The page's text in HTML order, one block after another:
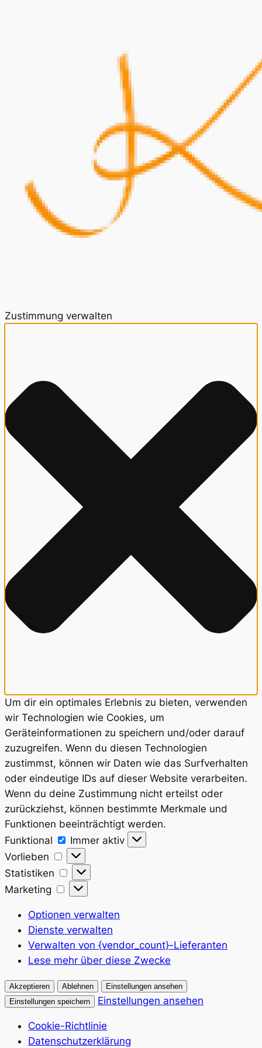
Zustimmung verwalten
Um dir ein optimales Erlebnis zu bieten, verwenden
wir Technologien wie Cookies, um
Geräteinformationen zu speichern und/oder darauf
zuzugreifen. Wenn du diesen Technologien
zustimmst, können wir Daten wie das Surfverhalten
oder eindeutige IDs auf dieser Website verarbeiten.
Wenn du deine Zustimmung nicht erteilst oder
zurückziehst, können bestimmte Merkmale und
Funktionen beeinträchtigt werden.
Funktional
Funktional
Immer aktiv
Vorlieben
Vorlieben
Statistiken
Statistiken
Marketing
Marketing
Optionen verwalten
Dienste verwalten
Verwalten von {vendor_count}-Lieferanten
Lese mehr über diese Zwecke
Akzeptieren Ablehnen
Einstellungen ansehen
Einstellungen speichern
Einstellungen ansehen
Cookie-Richtlinie
Datenschutzerklärung